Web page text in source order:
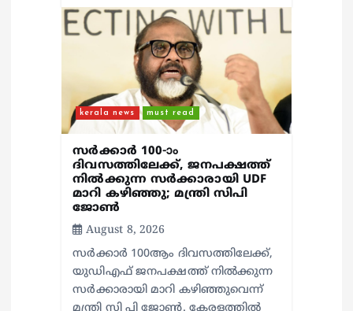
kerala news must read
സർക്കാർ 100-ാം
ദിവസത്തിലേക്ക്, ജനപക്ഷത്ത്
നിൽക്കുന്ന സർക്കാരായി UDF
മാറി കഴിഞ്ഞു; മന്ത്രി സിപി
ജോൺ
August 8, 2026
സർക്കാർ 100ആം ദിവസത്തിലേക്ക്,
യുഡിഎഫ് ജനപക്ഷത്ത് നിൽക്കുന്ന
സർക്കാരായി മാറി കഴിഞ്ഞുവെന്ന്